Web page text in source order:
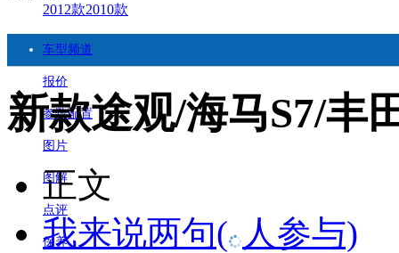
2012款2010款
车型频道
报价
参数配置
图片
图解
点评
保养
新款途观/海马S7/丰
正文
我来说两句( 人参与)